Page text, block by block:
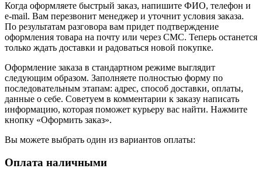
Когда оформляете быстрый заказ, напишите ФИО, телефон и
e-mail. Вам перезвонит менеджер и уточнит условия заказа.
По результатам разговора вам придет подтверждение
оформления товара на почту или через СМС. Теперь останется
только ждать доставки и радоваться новой покупке.
Оформление заказа в стандартном режиме выглядит
следующим образом. Заполняете полностью форму по
последовательным этапам: адрес, способ доставки, оплаты,
данные о себе. Советуем в комментарии к заказу написать
информацию, которая поможет курьеру вас найти. Нажмите
кнопку «Оформить заказ».
Вы можете выбрать один из вариантов оплаты:
Оплата наличными